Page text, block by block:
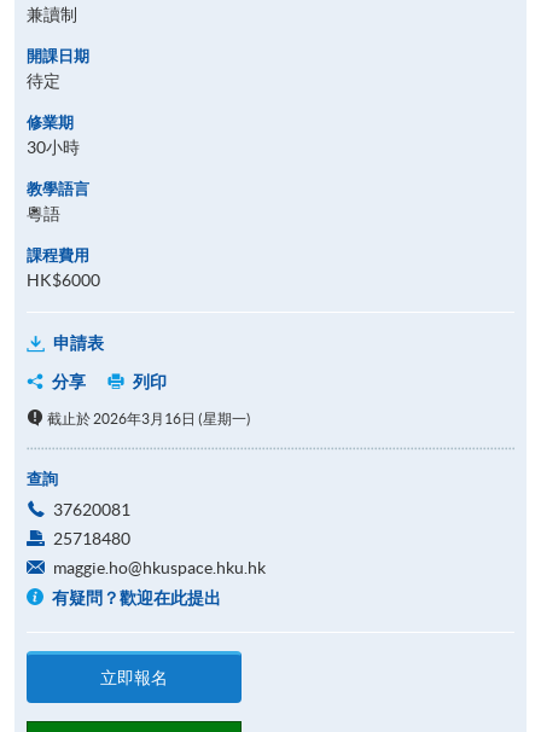
兼讀制
開課日期
待定
修業期
30小時
教學語言
粵語
課程費用
HK$6000
申請表
分享
列印
截止於 2026年3月16日 (星期一)
查詢
37620081
25718480
maggie.ho@hkuspace.hku.hk
有疑問？歡迎在此提出
立即報名